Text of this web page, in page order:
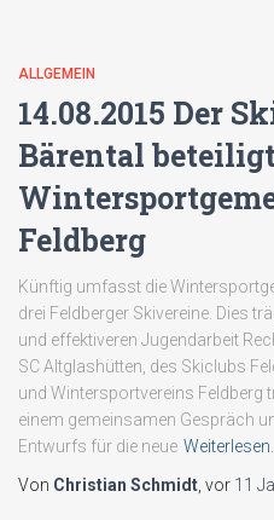
ALLGEMEIN
14.08.2015 Der
Bärental
Feldberg
Künftig umfasst die
drei Feldberger Skivereine. Dies
und effektiveren Jugendarbeit
SC Altglashütten, des Skiclubs
und Wintersportvereins Feldberg
einem gemeinsamen Gespräch
Entwurfs für die neue Weiterlesen…
Von Christian Schmidt , vor 11